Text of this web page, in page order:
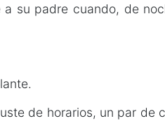
su padre cuando, de
de horarios, un par de